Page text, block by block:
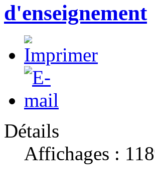
d'enseignement
Détails
Affichages :